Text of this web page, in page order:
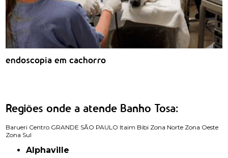
endoscopia em cachorro
Regiões onde a atende Banho Tosa:
Barueri Centro GRANDE SÃO PAULO Itaim Bibi Zona Norte Zona Oeste
Zona Sul
Alphaville